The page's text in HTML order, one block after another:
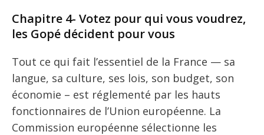
Chapitre 4- Votez pour qui vous voudrez,
les Gopé décident pour vous
Tout ce qui fait l’essentiel de la France — sa
langue, sa culture, ses lois, son budget, son
économie – est réglementé par les hauts
fonctionnaires de l’Union européenne. La
Commission européenne sélectionne les